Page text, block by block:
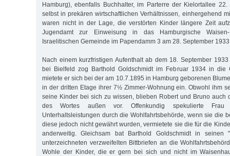
Hamburg), ebenfalls Buchhalter, im Parterre der Kielortallee
selbst in prekären wirtschaftlichen Verhältnissen, einhergehend
waren nicht in der Lage, die verstörten Kinder längere Zeit
Jugendamt zur Einweisung in das Hamburgische
Israelitischen Gemeinde im Papendamm 3 am 28. September
Nach einem kurzfristigen Aufenthalt ab dem 18. September
bei Bielfeld zog Barthold Goldschmidt im Februar 1934 in die
mietete er sich bei der am 10.7.1895 in Hamburg geborenen
in der dritten Etage ihrer 7½ Zimmer-Wohnung ein. Obwohl ihm
seine Kinder bei sich zu wissen, blieben Robert und Bruno auch
des Wortes außen vor. Offenkundig spekulierte
Unterhaltsleistungen durch die Wohlfahrtsbehörde, wenn sie die
diese jedoch nicht gewährt wurden, vermietete sie die für die
anderweitig. Gleichsam bat Barthold Goldschmidt in seinen
unterzeichneten verzweifelten Bittbriefen an die
Wohle der Kinder, die er gern bei sich und nicht im